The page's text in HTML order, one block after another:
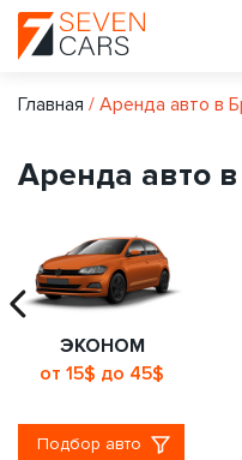
Главная / Аренда авто в
Аренда авто
ЭКОНОМ
от 15$ до 45$
Подбор авто